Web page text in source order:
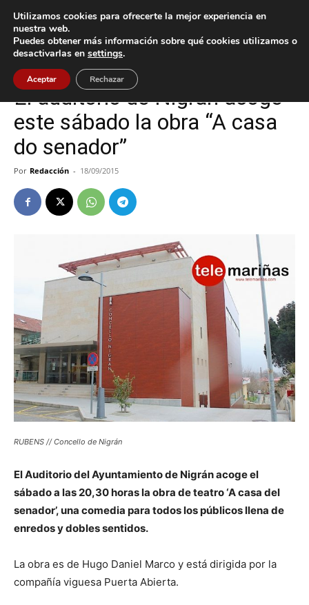
Inicio Nigrán
Nigrán
El auditorio de Nigrán acoge
este sábado la obra “A casa
do senador”
Por Redacción - 18/09/2015
RUBENS // Concello de Nigrán
El Auditorio del Ayuntamiento de Nigrán acoge el
sábado a las 20,30 horas la obra de teatro ‘A casa del
senador’, una comedia para todos los públicos llena de
enredos y dobles sentidos.
La obra es de Hugo Daniel Marco y está dirigida por la
compañía viguesa Puerta Abierta.
Utilizamos cookies para ofrecerte la mejor experiencia en
nuestra web.
Puedes obtener más información sobre qué cookies utilizamos o
desactivarlas en settings.
Aceptar Rechazar